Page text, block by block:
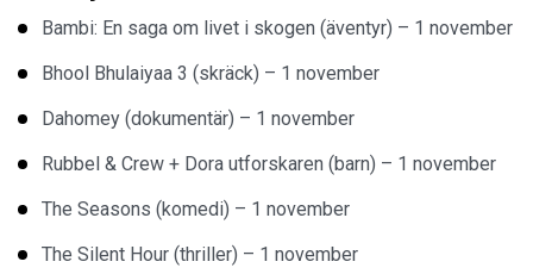
Bambi: En saga om livet i skogen (äventyr) – 1 november
Bhool Bhulaiyaa 3 (skräck) – 1 november
Dahomey (dokumentär) – 1 november
Rubbel & Crew + Dora utforskaren (barn) – 1 november
The Seasons (komedi) – 1 november
The Silent Hour (thriller) – 1 november